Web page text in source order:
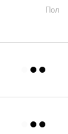
Пол